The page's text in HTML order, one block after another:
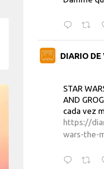
DIARIO DE
STAR
AND
cada vez
https://
wars-the-